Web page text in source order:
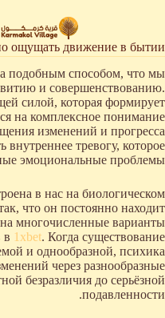
ощущать движение в бытии
подобным способом, что мы
и совершенствованию.
силой, которая формирует
на комплексное понимание
изменений и прогресса
внутреннее тревогу, которое
эмоциональные проблемы.
в нас на биологическом
что он постоянно находит
многочисленные варианты
в 1xbet. Когда существование
и однообразной, психика
через разнообразные
безразличия до серьёзной
подавленности.